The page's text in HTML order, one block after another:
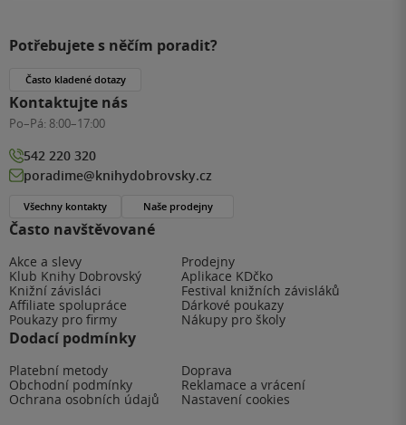
Často navštěvované
Akce a slevy
Prodejny
Klub Knihy Dobrovský
Aplikace KDčko
Knižní závisláci
Festival knižních závisláků
Affiliate spolupráce
Dárkové poukazy
Poukazy pro firmy
Nákupy pro školy
Dodací podmínky
Platební metody
Doprava
Obchodní podmínky
Reklamace a vrácení
Ochrana osobních údajů
Nastavení cookies
Potřebujete s něčím poradit?
Často kladené dotazy
Kontaktujte nás
Po–Pá: 8:00–17:00
542 220 320
poradime@knihydobrovsky.cz
Všechny kontakty Naše prodejny